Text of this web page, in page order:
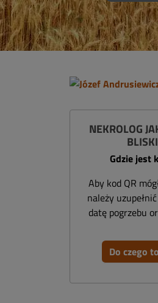
NEKROLOG
Gdzie jest
Aby kod QR
należy
datę pogrzebu
Do czego